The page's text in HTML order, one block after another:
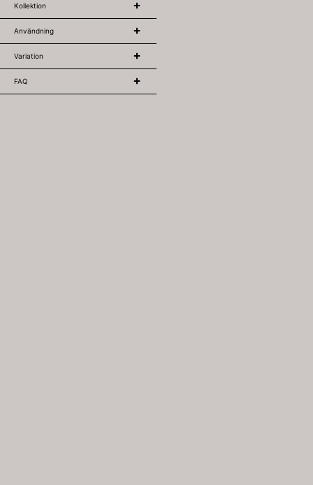
Kollektion
Användning
Variation
FAQ